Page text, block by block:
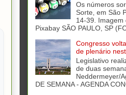
Os números
Sorte, em São
14-39. Imagem
Pixabay SÃO PAULO, SP
Congresso
de plenário
Legislativo
de duas
Neddermeyer/
DE SEMANA - AGENDA